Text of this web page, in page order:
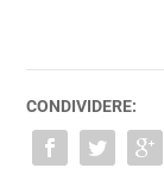
CONDIVIDERE: